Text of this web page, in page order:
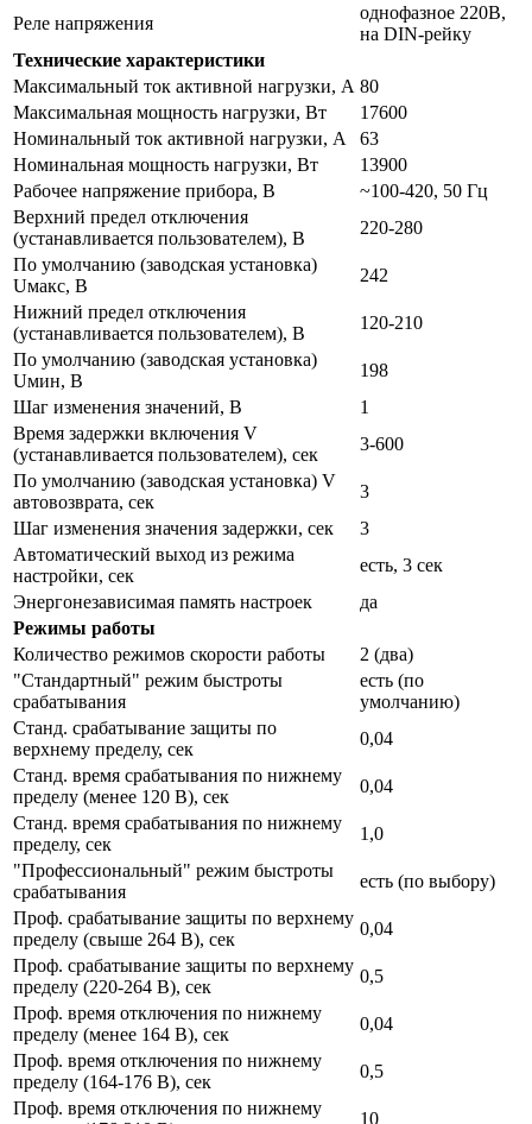
Реле напряжения
однофазное 220В,
на DIN-рейку
Технические характеристики
Максимальный ток активной нагрузки, А 80
Максимальная мощность нагрузки, Вт
17600
Номинальный ток активной нагрузки, А
63
Номинальная мощность нагрузки, Вт
13900
Рабочее напряжение прибора, В
~100-420, 50 Гц
Верхний предел отключения
(устанавливается пользователем), В
220-280
По умолчанию (заводская установка)
Uмакс, В
242
Нижний предел отключения
(устанавливается пользователем), В
120-210
По умолчанию (заводская установка)
Uмин, В
198
Шаг изменения значений, В
1
Время задержки включения V
(устанавливается пользователем), сек
3-600
По умолчанию (заводская установка) V
автовозврата, сек
3
Шаг изменения значения задержки, сек
3
Автоматический выход из режима
настройки, сек
есть, 3 сек
Энергонезависимая память настроек
да
Режимы работы
Количество режимов скорости работы
2 (два)
"Стандартный" режим быстроты
срабатывания
есть (по
умолчанию)
Станд. срабатывание защиты по
верхнему пределу, сек
0,04
Станд. время срабатывания по нижнему
пределу (менее 120 В), сек
0,04
Станд. время срабатывания по нижнему
пределу, сек
1,0
"Профессиональный" режим быстроты
срабатывания
есть (по выбору)
Проф. срабатывание защиты по верхнему
пределу (свыше 264 В), сек
0,04
Проф. срабатывание защиты по верхнему
пределу (220-264 В), сек
0,5
Проф. время отключения по нижнему
пределу (менее 164 В), сек
0,04
Проф. время отключения по нижнему
пределу (164-176 В), сек
0,5
Проф. время отключения по нижнему
10